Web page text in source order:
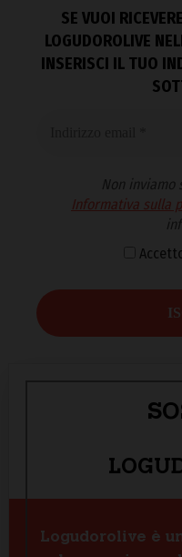
SE VUOI
LOGUDOROLIVE
INSERISCI IL TUO
Non inviamo
Informativa sulla
Logudorolive è